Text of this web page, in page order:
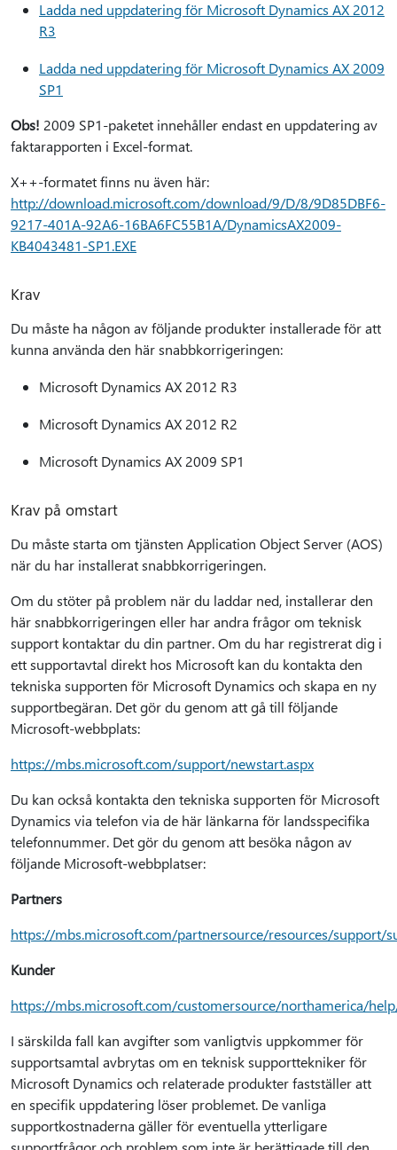
Ladda ned uppdatering för Microsoft Dynamics AX 2012
R3
Ladda ned uppdatering för Microsoft Dynamics AX 2009
SP1
Obs! 2009 SP1-paketet innehåller endast en uppdatering av
faktarapporten i Excel-format.
X++-formatet finns nu även här:
http://download.microsoft.com/download/9/D/8/9D85DBF6-
9217-401A-92A6-16BA6FC55B1A/DynamicsAX2009-
KB4043481-SP1.EXE
Krav
Du måste ha någon av följande produkter installerade för att
kunna använda den här snabbkorrigeringen:
Microsoft Dynamics AX 2012 R3
Microsoft Dynamics AX 2012 R2
Microsoft Dynamics AX 2009 SP1
Krav på omstart
Du måste starta om tjänsten Application Object Server (AOS)
när du har installerat snabbkorrigeringen.
Om du stöter på problem när du laddar ned, installerar den
här snabbkorrigeringen eller har andra frågor om teknisk
support kontaktar du din partner. Om du har registrerat dig i
ett supportavtal direkt hos Microsoft kan du kontakta den
tekniska supporten för Microsoft Dynamics och skapa en ny
supportbegäran. Det gör du genom att gå till följande
Microsoft-webbplats:
https://mbs.microsoft.com/support/newstart.aspx
Du kan också kontakta den tekniska supporten för Microsoft
Dynamics via telefon via de här länkarna för landsspecifika
telefonnummer. Det gör du genom att besöka någon av
följande Microsoft-webbplatser:
Partners
https://mbs.microsoft.com/partnersource/resources/
Kunder
https://mbs.microsoft.com/customersource/northamerica/
I särskilda fall kan avgifter som vanligtvis uppkommer för
supportsamtal avbrytas om en teknisk supporttekniker för
Microsoft Dynamics och relaterade produkter fastställer att
en specifik uppdatering löser problemet. De vanliga
supportkostnaderna gäller för eventuella ytterligare